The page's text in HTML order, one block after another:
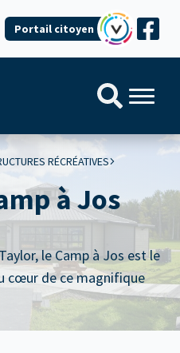
Portail citoyen
RÉCRÉATIVES
à Jos
le Camp à Jos est le
cœur de ce magnifique